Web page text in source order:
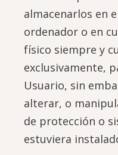
almacenarlos en
ordenador o en
físico siempre y
exclusivamente,
Usuario, sin
alterar, o
de protección o
estuviera